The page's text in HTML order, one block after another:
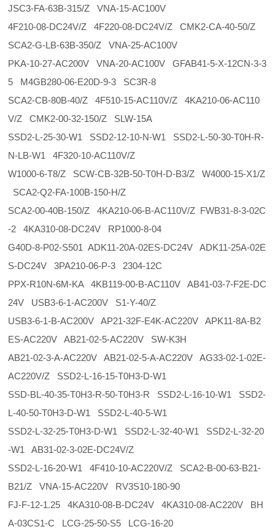
JSC3-FA-63B-315/Z VNA-15-AC100V
4F210-08-DC24V/Z 4F220-08-DC24V/Z CMK2-CA-40-50/Z
SCA2-G-LB-63B-350/Z VNA-25-AC100V
PKA-10-27-AC200V VNA-20-AC100V GFAB41-5-X-12CN-3-3
5 M4GB280-06-E20D-9-3 SC3R-8
SCA2-CB-80B-40/Z 4F510-15-AC110V/Z 4KA210-06-AC110
V/Z CMK2-00-32-150/Z SLW-15A
SSD2-L-25-30-W1 SSD2-12-10-N-W1 SSD2-L-50-30-T0H-R-
N-LB-W1 4F320-10-AC110V/Z
W1000-6-T8/Z SCW-CB-32B-50-T0H-D-B3/Z W4000-15-X1/Z
SCA2-Q2-FA-100B-150-H/Z
SCA2-00-40B-150/Z 4KA210-06-B-AC110V/Z FWB31-8-3-02C
-2 4KA310-08-DC24V RP1000-8-04
G40D-8-P02-S501 ADK11-20A-02ES-DC24V ADK11-25A-02E
S-DC24V 3PA210-06-P-3 2304-12C
PPX-R10N-6M-KA 4KB119-00-B-AC110V AB41-03-7-F2E-DC
24V USB3-6-1-AC200V S1-Y-40/Z
USB3-6-1-B-AC200V AP21-32F-E4K-AC220V APK11-8A-B2
ES-AC220V AB21-02-5-AC220V SW-K3H
AB21-02-3-A-AC220V AB21-02-5-A-AC220V AG33-02-1-02E-
AC220V/Z SSD2-L-16-15-T0H3-D-W1
SSD-BL-40-35-T0H3-R-50-T0H3-R SSD2-L-16-10-W1 SSD2-
L-40-50-T0H3-D-W1 SSD2-L-40-5-W1
SSD2-L-32-25-T0H3-D-W1 SSD2-L-32-40-W1 SSD2-L-32-20
-W1 AB31-02-3-02E-DC24V/Z
SSD2-L-16-20-W1 4F410-10-AC220V/Z SCA2-B-00-63-B21-
B21/Z VNA-15-AC220V RV3S10-180-90
FJ-F-12-1.25 4KA310-08-B-DC24V 4KA310-08-AC220V BH
A-03CS1-C LCG-25-50-S5 LCG-16-20